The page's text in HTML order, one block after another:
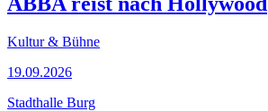
Kultur & Bühne
19.09.2026
Stadthalle Burg